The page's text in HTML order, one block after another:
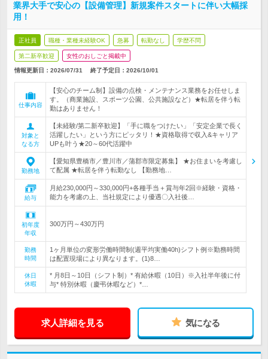
業界大手で安心の【設備管理】新規案件スタートに伴い大幅採
用！
正社員 職種・業種未経験OK 急募 転勤なし 学歴不問
第二新卒歓迎 女性のおしごと掲載中
情報更新日：2026/07/31 終了予定日： 2026/10/01
仕事内容
【安心のチーム制】設備の点検・メンテナンス業務をお任せしま
す。（商業施設、スポーツ公園、公共施設など）★転居を伴う転
勤はありません！
対象と
なる方
【未経験/第二新卒歓迎】「手に職をつけたい」「安定企業で長く
活躍したい」という方にピッタリ！★資格取得で収入&キャリア
UPも叶う★20～60代活躍中
勤務地
【愛知県豊橋市／豊川市／蒲郡市限定募集】 ★お住まいを考慮し
て配属 ★転居を伴う転勤なし 【勤務地…
給与
月給230,000円～330,000円+各種手当＋賞与年2回※経験・資格・
能力を考慮の上、当社規定により優遇〇入社後…
初年度
年収
300万円～430万円
勤務
時間
1ヶ月単位の変形労働時間制(週平均実働40h)シフト例※勤務時間
は配置現場により異なります。(1)8…
休日
休暇
* 月8日～10日（シフト制）* 有給休暇（10日）※入社半年後に付
与* 特別休暇（慶弔休暇など）*…
求人詳細を見る 気になる